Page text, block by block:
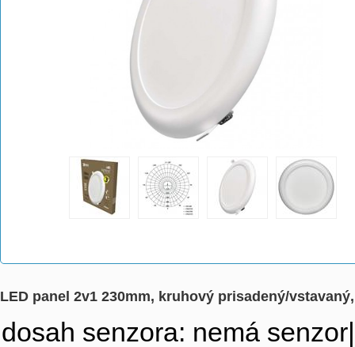
LED panel 2v1 230mm, kruhový prisadený/
dosah senzora: nemá